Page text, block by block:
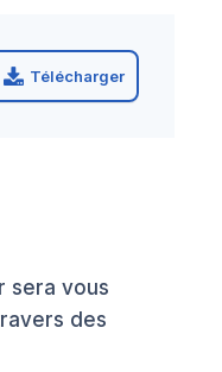
Télécharger
sera vous
des